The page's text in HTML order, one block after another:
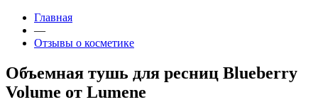
Главная
—
Отзывы о косметике
Объемная тушь для ресниц Blueberry
Volume от Lumene